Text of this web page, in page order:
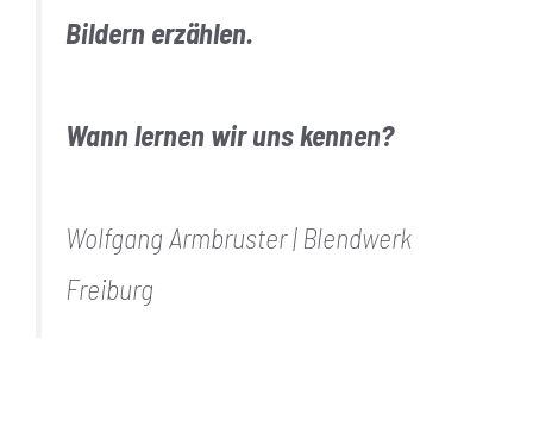
Bildern erzählen.
Wann lernen wir uns kennen?
Wolfgang Armbruster | Blendwerk
Freiburg